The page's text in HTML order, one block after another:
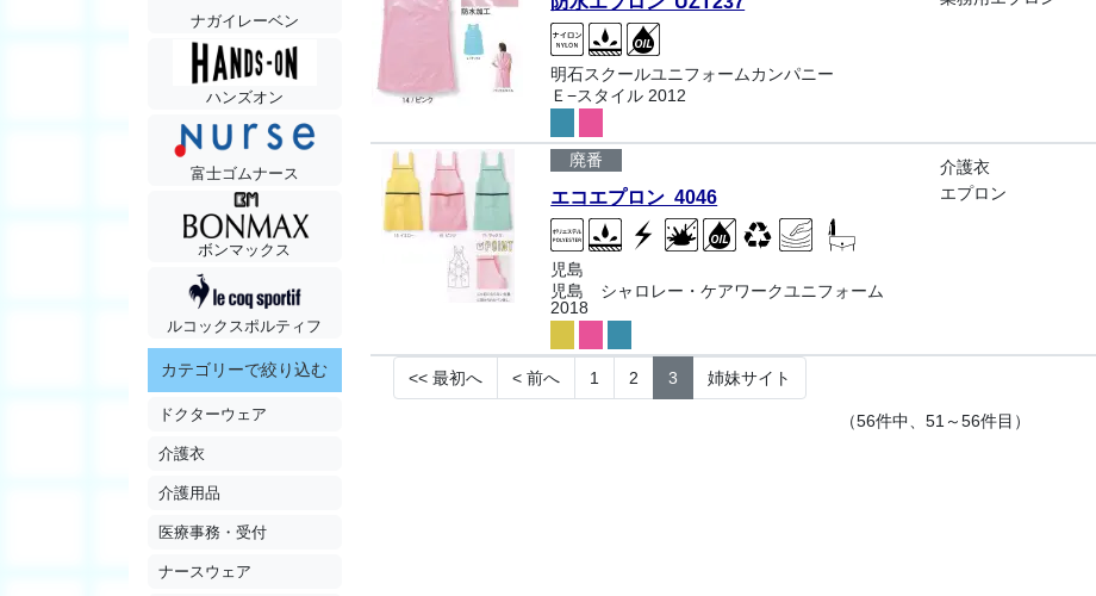
ナガイレーベン
ハンズオン
富士ゴムナース
ボンマックス
ルコックスポルティフ
カテゴリーで絞り込む
ドクターウェア
介護衣
介護用品
医療事務・受付
ナースウェア
明石スクールユニフォームカンパニー
Ｅ−スタイル 2012
廃番
エコエプロン 4046
児島
児島 シャロレー・ケアワークユニフォーム
2018
介護衣
エプロン
<< 最初へ < 前へ 1 2 3 姉妹サイト
（56件中、51～56件目）